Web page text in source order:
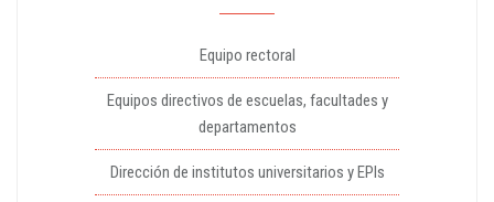
Equipo rectoral
Equipos directivos de escuelas, facultades y
departamentos
Dirección de institutos universitarios y EPIs